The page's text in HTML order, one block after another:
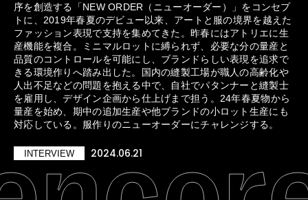
序を創造する「NEW ORDER（ニューオーダー）」をコンセプ
トに、2019年春夏のデビュー以来、アートと服の境界を越えた
ファッション表現で支持を集めてきた。昨春にはアトリエに生
産機能を複合。ミニマルロットに縛られず、必要な分の量産と
品質のコントロールを可能にし、ブランドらしい表現を追求で
きる環境作りへ踏み出した。国内の縫製工場が職人の高齢化や
人出不足などの問題を抱える中で、自社でパタンナーと縫製士
を雇用し、デザイン企画から仕上げまで担う。24年春夏物から
量産を始め、期中の追加生産や他ブランドの小ロット生産にも
対応している。服作りのニューオーダーにチャレンジする。
INTERVIEW 2024.06.21